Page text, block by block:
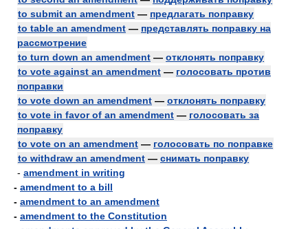
to submit an amendment — предлагать поправку
to table an amendment — представлять поправку на
рассмотрение
to turn down an amendment — отклонять поправку
to vote against an amendment — голосовать против
поправки
to vote down an amendment — отклонять поправку
to vote in favor of an amendment — голосовать за
поправку
to vote on an amendment — голосовать по поправке
to withdraw an amendment — снимать поправку
- amendment in writing
- amendment to a bill
- amendment to an amendment
- amendment to the Constitution